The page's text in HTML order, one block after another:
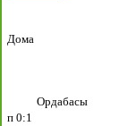
Дома
Ордабасы
п 0:1